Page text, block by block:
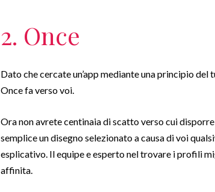
2. Once
Dato che cercate un’app mediante una principio
Once fa verso voi.
Ora non avrete centinaia di scatto verso cui
semplice un disegno selezionato a causa di voi
esplicativo. Il equipe e esperto nel trovare i profili
affinita.